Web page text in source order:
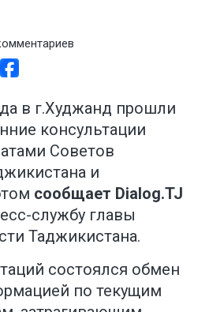
в г.Худжанд прошли
консультации
Советов
и
сообщает Dialog.TJ
службу главы
Таджикистана.
состоялся обмен
по текущим